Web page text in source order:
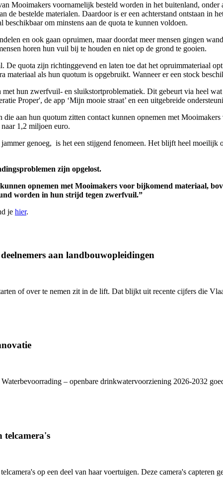
Mooimakers voornamelijk besteld worden in het buitenland,
de bestelde materialen. Daardoor is er een achterstand ontstaan in
om minstens aan de quota te kunnen voldoen.
en ook gaan opruimen, maar doordat meer mensen gingen
horen hun vuil bij te houden en niet op de grond te gooien.
De quota zijn richtinggevend en laten toe dat het opruimmateriaal
als hun quotum is opgebruikt. Wanneer er een stock
hun zwerfvuil- en sluikstortproblematiek. Dit gebeurt via heel
Proper', de app ‘Mijn mooie straat’ en een uitgebreide
aan hun quotum zitten contact kunnen opnemen met
1,2 miljoen euro.
genoeg, is het een stijgend fenomeen. Het blijft heel moeilijk
zijn opgelost.
opnemen met Mooimakers voor bijkomend materiaal,
worden in hun strijd tegen zwerfvuil.”
je hier.
aan landbouwopleidingen
of over te nemen zit in de lift. Dat blijkt uit recente cijfers die
– openbare drinkwatervoorziening 2026-2032
telcamera's
op een deel van haar voertuigen. Deze camera's capteren